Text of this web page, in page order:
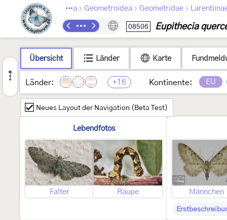
Lepidoptera › Geometroidea › Geometridae ›
08506 Eupithecia
Übersicht Länder Karte
Länder: +16 Kontinente: EU
Neues Layout der Navigation (Beta Test)
Lebendfotos
Falter Raupe Männchen